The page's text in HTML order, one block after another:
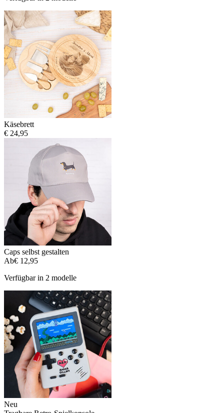
Käsebrett
€ 24,95
Caps selbst gestalten
Ab€ 12,95
Verfügbar in 2 modelle
Neu